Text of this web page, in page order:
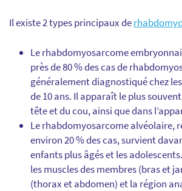
Il existe 2 types principaux de
Le rhabdomyosarcome
près de 80 % des cas de
généralement diagnostiqué chez
de 10 ans. Il apparaît le plus
tête et du cou, ainsi que dans
Le rhabdomyosarcome alvéolaire,
environ 20 % des cas, survient
enfants plus âgés et les
les muscles des membres (bras et
(thorax et abdomen) et la région